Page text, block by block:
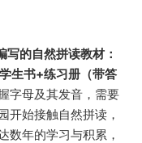
的自然拼读教材：
生书+练习册（带答
字母及其发音，需要
开始接触自然拼读，
数年的学习与积累，